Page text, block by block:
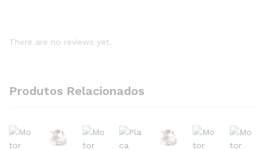
There are no reviews yet.
Produtos Relacionados